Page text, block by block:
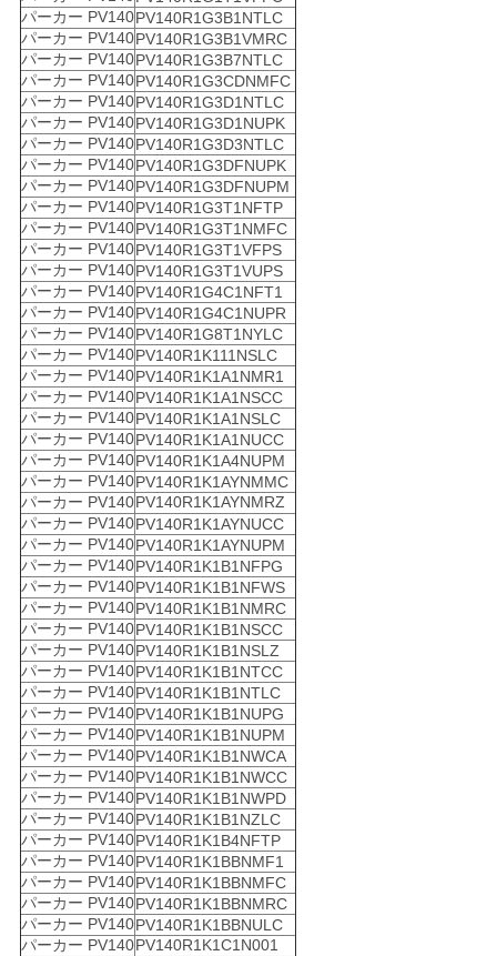
パーカー PV140PV140R1G3B1NTLC
パーカー PV140PV140R1G3B1VMRC
パーカー PV140PV140R1G3B7NTLC
パーカー PV140PV140R1G3CDNMFC
パーカー PV140PV140R1G3D1NTLC
パーカー PV140PV140R1G3D1NUPK
パーカー PV140PV140R1G3D3NTLC
パーカー PV140PV140R1G3DFNUPK
パーカー PV140PV140R1G3DFNUPM
パーカー PV140PV140R1G3T1NFTP
パーカー PV140PV140R1G3T1NMFC
パーカー PV140PV140R1G3T1VFPS
パーカー PV140PV140R1G3T1VUPS
パーカー PV140PV140R1G4C1NFT1
パーカー PV140PV140R1G4C1NUPR
パーカー PV140PV140R1G8T1NYLC
パーカー PV140PV140R1K111NSLC
パーカー PV140PV140R1K1A1NMR1
パーカー PV140PV140R1K1A1NSCC
パーカー PV140PV140R1K1A1NSLC
パーカー PV140PV140R1K1A1NUCC
パーカー PV140PV140R1K1A4NUPM
パーカー PV140PV140R1K1AYNMMC
パーカー PV140PV140R1K1AYNMRZ
パーカー PV140PV140R1K1AYNUCC
パーカー PV140PV140R1K1AYNUPM
パーカー PV140PV140R1K1B1NFPG
パーカー PV140PV140R1K1B1NFWS
パーカー PV140PV140R1K1B1NMRC
パーカー PV140PV140R1K1B1NSCC
パーカー PV140PV140R1K1B1NSLZ
パーカー PV140PV140R1K1B1NTCC
パーカー PV140PV140R1K1B1NTLC
パーカー PV140PV140R1K1B1NUPG
パーカー PV140PV140R1K1B1NUPM
パーカー PV140PV140R1K1B1NWCA
パーカー PV140PV140R1K1B1NWCC
パーカー PV140PV140R1K1B1NWPD
パーカー PV140PV140R1K1B1NZLC
パーカー PV140PV140R1K1B4NFTP
パーカー PV140PV140R1K1BBNMF1
パーカー PV140PV140R1K1BBNMFC
パーカー PV140PV140R1K1BBNMRC
パーカー PV140PV140R1K1BBNULC
パーカー PV140PV140R1K1C1N001